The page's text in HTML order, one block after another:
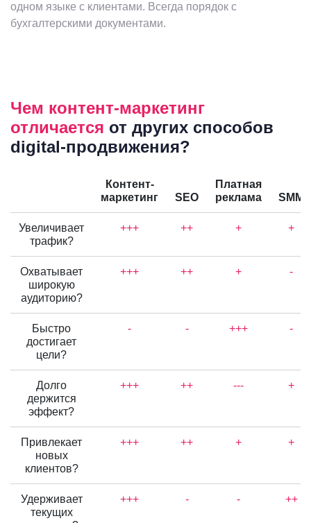
одном языке с клиентами. Всегда порядок с
бухгалтерскими документами.
Чем контент-маркетинг
отличается от других способов
digital-продвижения?
Контент-
маркетинг
SEO
Платная
реклама
SMM
Увеличивает
трафик?
+++ ++ + +
Охватывает
широкую
аудиторию?
+++ ++ + -
Быстро
достигает
цели?
- - +++ -
Долго
держится
эффект?
+++ ++ --- +
Привлекает
новых
клиентов?
+++ ++ + +
Удерживает
текущих
+++ - - ++